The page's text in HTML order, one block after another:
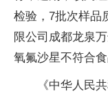
检验，7批次样品
限公司成都龙泉
氧氟沙星不符合
《中华人民